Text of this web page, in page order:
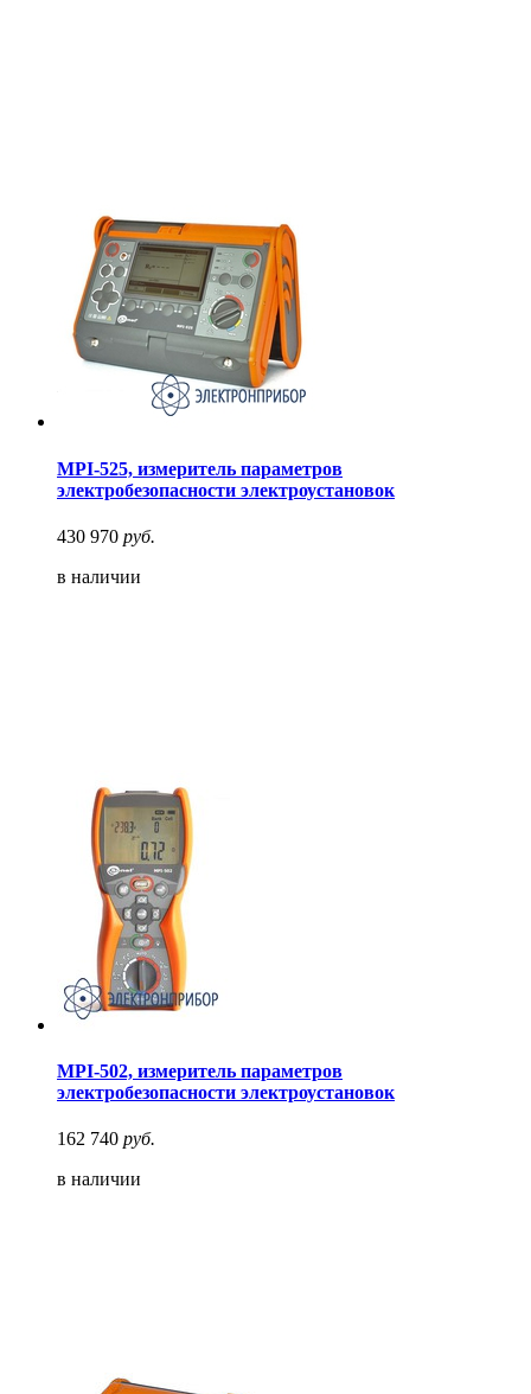
MPI-525, измеритель параметров
электробезопасности электроустановок
430 970 руб.
в наличии
MPI-502, измеритель параметров
электробезопасности электроустановок
162 740 руб.
в наличии